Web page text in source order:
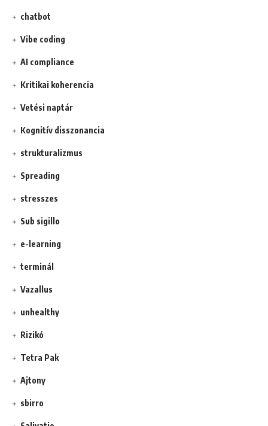
chatbot
Vibe coding
AI compliance
Kritikai koherencia
Vetési naptár
Kognitív disszonancia
strukturalizmus
Spreading
stresszes
Sub sigillo
e-learning
terminál
Vazallus
unhealthy
Rizikó
Tetra Pak
Ajtony
sbirro